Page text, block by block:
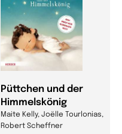
Püttchen und der
Himmelskönig
Maite Kelly, Joëlle Tourlonias,
Robert Scheffner